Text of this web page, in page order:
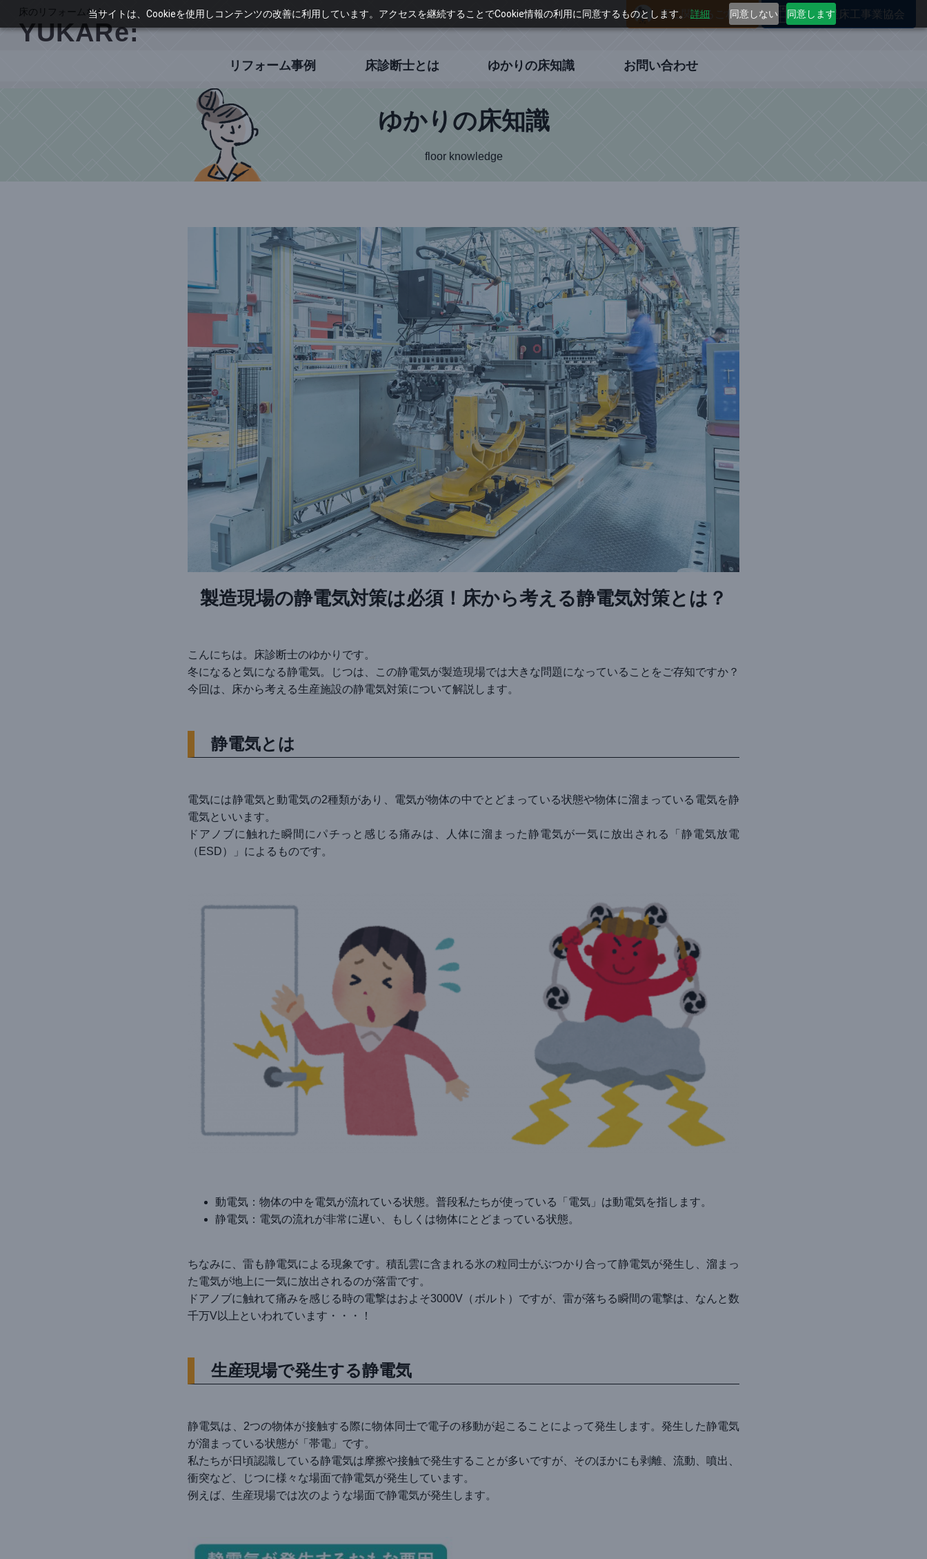
当サイトは、Cookieを使用しコンテンツの改善に利用しています。アクセスを継続することでCookie情報の利用に同意するものとします。 詳細 同意しない 同意します
床に関するご相談 全国三星床工事業協会
リフォーム事例 床診断士とは ゆかりの床知識 お問い合わせ
ゆかりの床知識
floor knowledge
製造現場の静電気対策は必須！床から考える静電気対策とは？
こんにちは。床診断士のゆかりです。
冬になると気になる静電気。じつは、この静電気が製造現場では大きな問題になっていることをご存知ですか？
今回は、床から考える生産施設の静電気対策について解説します。
静電気とは
電気には静電気と動電気の2種類があり、電気が物体の中でとどまっている状態や物体に溜まっている電気を静
電気といいます。
ドアノブに触れた瞬間にパチっと感じる痛みは、人体に溜まった静電気が一気に放出される「 静電気放電
（ESD）」によるものです。
動電気：物体の中を電気が流れている状態。普段私たちが使っている「電気」は動電気を指します。
静電気：電気の流れが非常に遅い、もしくは物体にとどまっている状態。
ちなみに、雷も静電気による現象です。積乱雲に含まれる氷の粒同士がぶつかり合って静電気が発生し、溜まっ
た電気が地上に一気に放出されるのが落雷です。
ドアノブに触れて痛みを感じる時の電撃はおよそ3000V（ボルト）ですが、雷が落ちる瞬間の電撃は、なんと数
千万V以上といわれています・・・！
生産現場で発生する静電気
静電気は、2つの物体が接触する際に物体同士で電子の移動が起こることによって発生します。発生した静電気
が溜まっている状態が「帯電」です。
私たちが日頃認識している静電気は摩擦や接触で発生することが多いですが、そのほかにも剥離、流動、噴出、
衝突など、じつに様々な場面で静電気が発生しています。
例えば、生産現場では次のような場面で静電気が発生します。